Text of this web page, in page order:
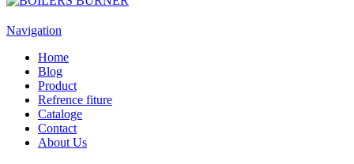
Navigation
Home
Blog
Product
Refrence fiture
Cataloge
Contact
About Us